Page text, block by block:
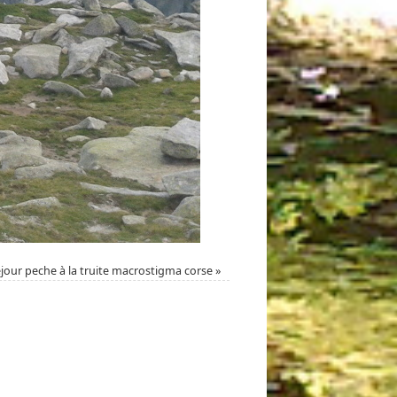
peche à la truite macrostigma corse»